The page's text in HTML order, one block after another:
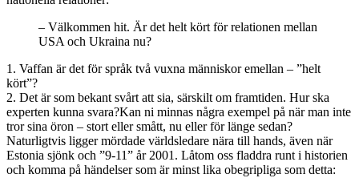
– Välkommen hit. Är det helt kört för relationen mellan
USA och Ukraina nu?
1. Vaffan är det för språk två vuxna människor emellan – ”helt
kört”?
2. Det är som bekant svårt att sia, särskilt om framtiden. Hur ska
experten kunna svara?Kan ni minnas några exempel på när man inte
tror sina öron – stort eller smått, nu eller för länge sedan?
Naturligtvis ligger mördade världsledare nära till hands, även när
Estonia sjönk och ”9-11” år 2001. Låtom oss fladdra runt i historien
och komma på händelser som är minst lika obegripliga som detta: